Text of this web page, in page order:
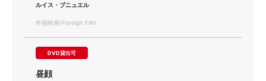
ルイス・ブニュエル
外国映画/Foreign Film
DVD貸出可
昼顔